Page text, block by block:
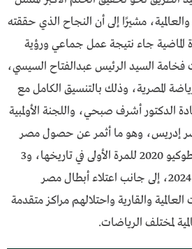
والعالمية، مشيرًا إلى أن النجاح الذي حققته
الماضية جاء نتيجة عمل جماعي ورؤية
السيد الرئيس عبدالفتاح السيسي،
المصرية، وذلك بالتنسيق الكامل مع
الدكتور أشرف صبحي، واللجنة الأولمبية
إدريس، وهو ما أثمر عن حصول مصر
على 6 ميداليات في أولمبياد طوكيو 2020 للمرة الأولى في تاريخها، و3
ميداليات في أولمبياد باريس 2024، إلى جانب اعتلاء أبطال مصر
والقارية واحتلالهم مراكز متقدمة
لمختلف الرياضات.